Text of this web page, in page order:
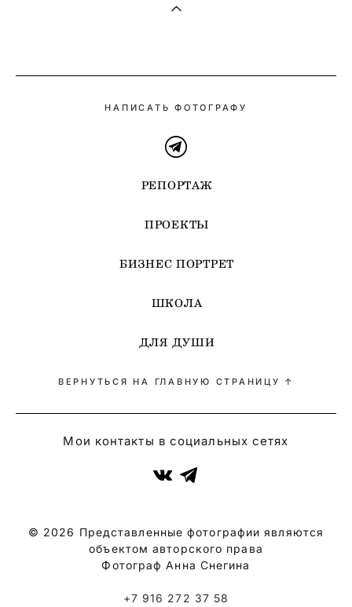
НАПИСАТЬ ФОТОГРАФУ
РЕПОРТАЖ
ПРОЕКТЫ
БИЗНЕС ПОРТРЕТ
ШКОЛА
ДЛЯ ДУШИ
ВЕРНУТЬСЯ НА ГЛАВНУЮ СТРАНИЦУ ↑
Мои контакты в социальных сетях
© 2026 Представленные фотографии являются
объектом авторского права
Фотограф Анна Снегина
+7 916 272 37 58